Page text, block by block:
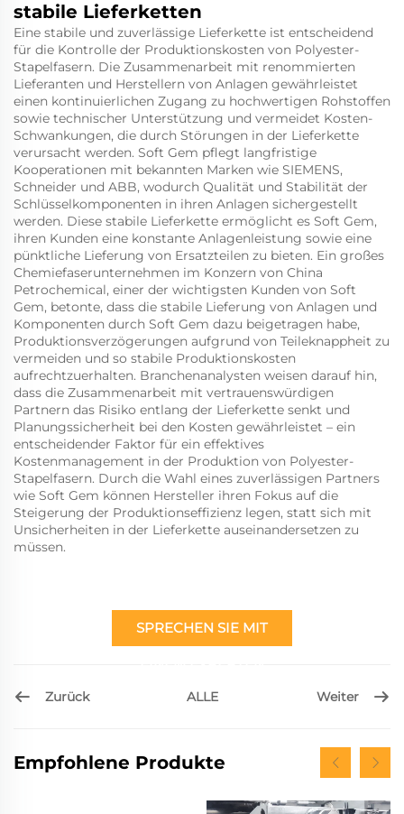
stabile Lieferketten
Eine stabile und zuverlässige Lieferkette ist entscheidend
für die Kontrolle der Produktionskosten von Polyester-
Stapelfasern. Die Zusammenarbeit mit renommierten
Lieferanten und Herstellern von Anlagen gewährleistet
einen kontinuierlichen Zugang zu hochwertigen Rohstoffen
sowie technischer Unterstützung und vermeidet Kosten-
Schwankungen, die durch Störungen in der Lieferkette
verursacht werden. Soft Gem pflegt langfristige
Kooperationen mit bekannten Marken wie SIEMENS,
Schneider und ABB, wodurch Qualität und Stabilität der
Schlüsselkomponenten in ihren Anlagen sichergestellt
werden. Diese stabile Lieferkette ermöglicht es Soft Gem,
ihren Kunden eine konstante Anlagenleistung sowie eine
pünktliche Lieferung von Ersatzteilen zu bieten. Ein großes
Chemiefaserunternehmen im Konzern von China
Petrochemical, einer der wichtigsten Kunden von Soft
Gem, betonte, dass die stabile Lieferung von Anlagen und
Komponenten durch Soft Gem dazu beigetragen habe,
Produktionsverzögerungen aufgrund von Teileknappheit zu
vermeiden und so stabile Produktionskosten
aufrechtzuerhalten. Branchenanalysten weisen darauf hin,
dass die Zusammenarbeit mit vertrauenswürdigen
Partnern das Risiko entlang der Lieferkette senkt und
Planungssicherheit bei den Kosten gewährleistet – ein
entscheidender Faktor für ein effektives
Kostenmanagement in der Produktion von Polyester-
Stapelfasern. Durch die Wahl eines zuverlässigen Partners
wie Soft Gem können Hersteller ihren Fokus auf die
Steigerung der Produktionseffizienz legen, statt sich mit
Unsicherheiten in der Lieferkette auseinandersetzen zu
müssen.
SPRECHEN SIE MIT
Zurück ALLE Weiter
Empfohlene Produkte